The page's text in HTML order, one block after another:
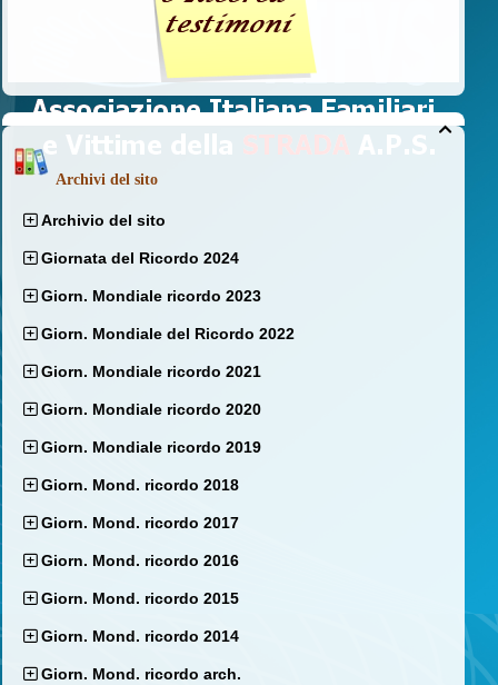

Archivi del sito
Archivio del sito
Giornata del Ricordo 2024
Giorn. Mondiale ricordo 2023
Giorn. Mondiale del Ricordo 2022
Giorn. Mondiale ricordo 2021
Giorn. Mondiale ricordo 2020
Giorn. Mondiale ricordo 2019
Giorn. Mond. ricordo 2018
Giorn. Mond. ricordo 2017
Giorn. Mond. ricordo 2016
Giorn. Mond. ricordo 2015
Giorn. Mond. ricordo 2014
Giorn. Mond. ricordo arch.